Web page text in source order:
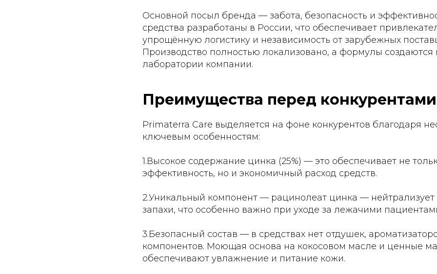
Основной посыл бренда — забота, безопасность и
средства разработаны в России, что обеспечивает
упрощённую логистику и независимость от зарубежных
Производство полностью локализовано, а формулы создаются
лаборатории компании.
Преимущества перед конкурентами
Primaterra Care выделяется на фоне конкурентов благодаря
ключевым особенностям:
1.Высокое содержание цинка (25%) — это обеспечивает не
эффективность, но и экономичный расход средств.
2.Уникальный компонент — рацинолеат цинка —
запахи, что особенно важно при уходе за лежачими
3.Безопасный состав — в средствах нет отдушек,
компонентов. Моющая основа на кокосовом масле и ценные
обеспечивают увлажнение и питание кожи.